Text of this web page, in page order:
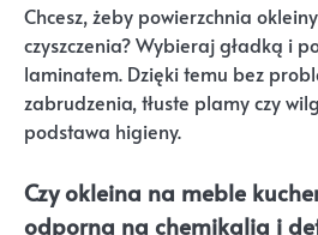
Chcesz, żeby powierzchnia
czyszczenia? Wybieraj gładką i
laminatem. Dzięki temu bez
zabrudzenia, tłuste plamy czy
podstawa higieny.
Czy okleina na meble
odporna na chemikalia i